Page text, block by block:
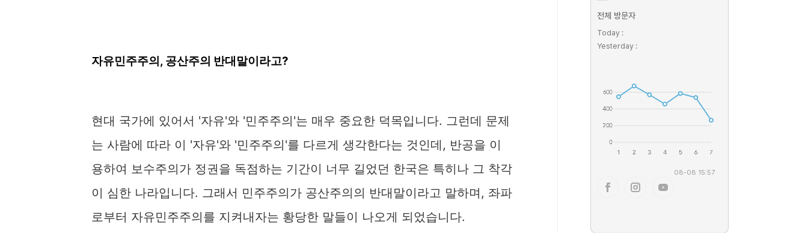
자유민주주의, 공산주의 반대말이라고?
현대 국가에 있어서 '자유'와 '민주주의'는 매우 중요한 덕목입니다. 그런데 문제
는 사람에 따라 이 '자유'와 '민주주의'를 다르게 생각한다는 것인데, 반공을 이
용하여 보수주의가 정권을 독점하는 기간이 너무 길었던 한국은 특히나 그 착각
이 심한 나라입니다. 그래서 민주주의가 공산주의의 반대말이라고 말하며, 좌파
로부터 자유민주주의를 지켜내자는 황당한 말들이 나오게 되었습니다.
전체 방문자
Today :
Yesterday :
08-08 15:57